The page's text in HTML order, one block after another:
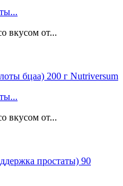
вкусом от...
вкусом от...